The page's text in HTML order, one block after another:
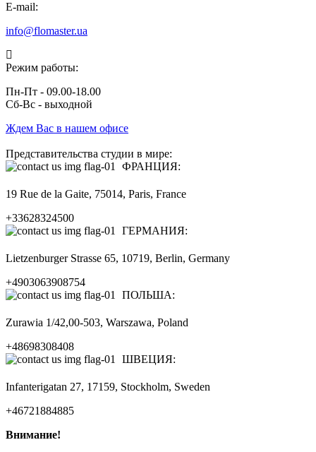
E-mail:
info@flomaster.ua
Режим работы:
Пн-Пт - 09.00-18.00
Сб-Вс - выходной
Ждем Вас в нашем офисе
Представительства студии в мире:
ФРАНЦИЯ:
19 Rue de la Gaite, 75014, Paris, France
+33628324500
ГЕРМАНИЯ:
Lietzenburger Strasse 65, 10719, Berlin, Germany
+4903063908754
ПОЛЬША:
Zurawia 1/42,00-503, Warszawa, Poland
+48698308408
ШВЕЦИЯ:
Infanterigatan 27, 17159, Stockholm, Sweden
+46721884885
Внимание!